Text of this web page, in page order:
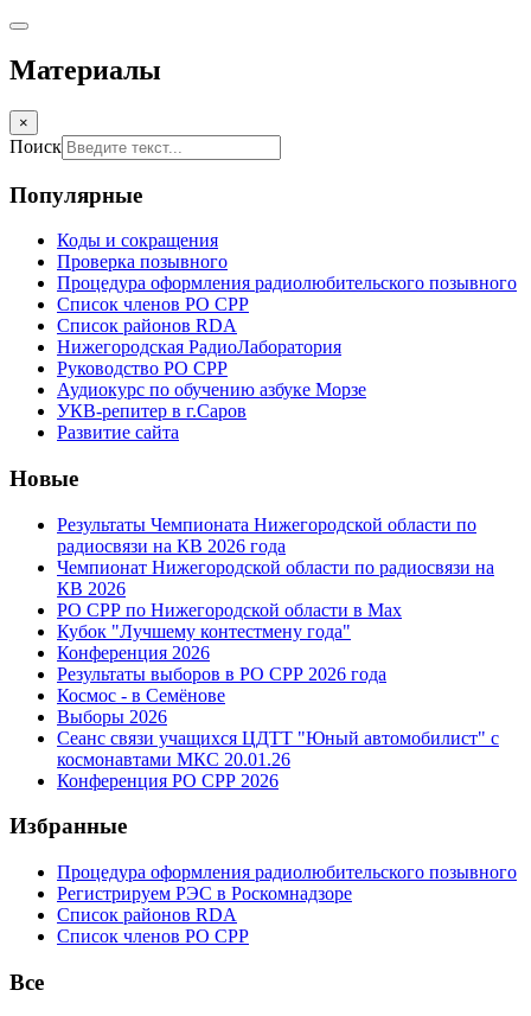
Материалы
×
Поиск
Популярные
Коды и сокращения
Проверка позывного
Процедура оформления радиолюбительского позывного
Список членов РО СРР
Список районов RDA
Нижегородская РадиоЛаборатория
Руководство РО СРР
Аудиокурс по обучению азбуке Морзе
УКВ-репитер в г.Саров
Развитие сайта
Новые
Результаты Чемпионата Нижегородской области по
радиосвязи на КВ 2026 года
Чемпионат Нижегородской области по радиосвязи на
КВ 2026
РО СРР по Нижегородской области в Max
Кубок "Лучшему контестмену года"
Конференция 2026
Результаты выборов в РО СРР 2026 года
Космос - в Семёнове
Выборы 2026
Сеанс связи учащихся ЦДТТ "Юный автомобилист" с
космонавтами МКС 20.01.26
Конференция РО СРР 2026
Избранные
Процедура оформления радиолюбительского позывного
Регистрируем РЭС в Роскомнадзоре
Список районов RDA
Список членов РО СРР
Все